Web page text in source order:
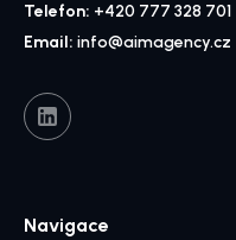
Telefon: +420 777 328 701
Email: info@aimagency.cz
Navigace